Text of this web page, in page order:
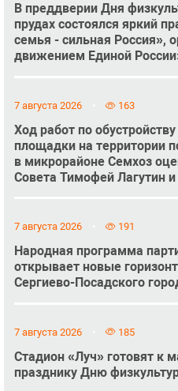
В преддверии Дня
прудах состоялся яркий
семья - сильная Россия»,
движением Единой
7 августа 2026 163
Ход работ по
площадки на территории
в микрорайоне Семхоз
Совета Тимофей Лагутин
7 августа 2026 191
Народная программа
открывает новые
Сергиево-Посадского
7 августа 2026 185
Стадион «Луч» готовят к
празднику Дню